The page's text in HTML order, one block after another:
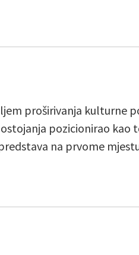
proširivanja kulturne
pozicionirao kao
na prvome